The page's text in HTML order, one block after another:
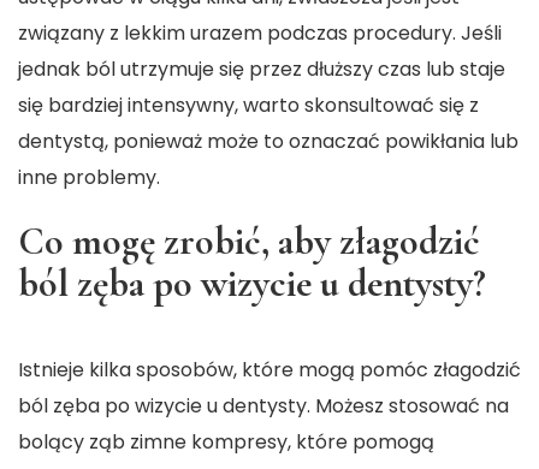
związany z lekkim urazem podczas procedury. Jeśli
jednak ból utrzymuje się przez dłuższy czas lub staje
się bardziej intensywny, warto skonsultować się z
dentystą, ponieważ może to oznaczać powikłania lub
inne problemy.
Co mogę zrobić, aby złagodzić
ból zęba po wizycie u dentysty?
Istnieje kilka sposobów, które mogą pomóc złagodzić
ból zęba po wizycie u dentysty. Możesz stosować na
bolący ząb zimne kompresy, które pomogą